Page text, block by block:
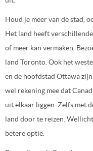
Houd je meer van de stad,
Het land heeft
of meer kan vermaken.
land Toronto. Ook het
en de hoofdstad Ottawa
wel rekening mee dat
uit elkaar liggen. Zelfs met
land door te reizen.
betere optie.